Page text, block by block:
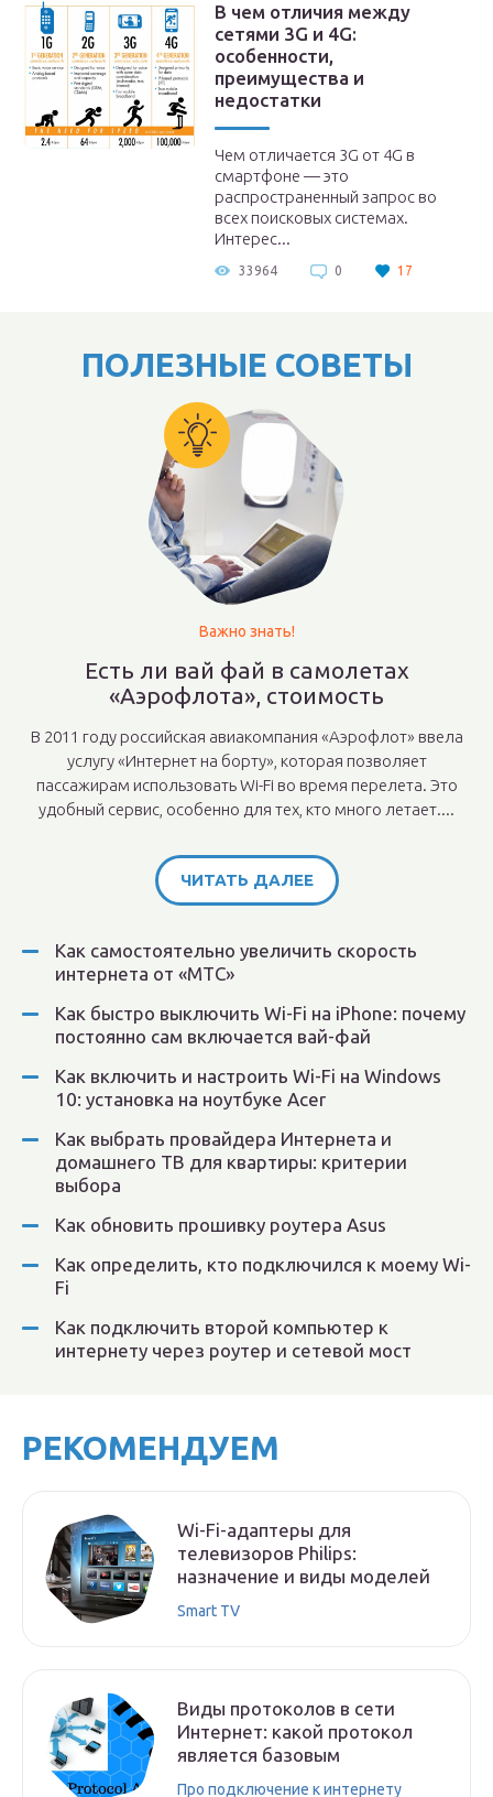
В чем отличия между
сетями 3G и 4G:
особенности,
преимущества и
недостатки
Чем отличается 3G от 4G в
смартфоне — это
распространенный запрос во
всех поисковых системах.
Интерес...
33964 0 17
ПОЛЕЗНЫЕ СОВЕТЫ
Важно знать!
Есть ли вай фай в самолетах
«Аэрофлота», стоимость
В 2011 году российская авиакомпания «Аэрофлот» ввела
услугу «Интернет на борту», которая позволяет
пассажирам использовать Wi-Fi во время перелета. Это
удобный сервис, особенно для тех, кто много летает....
ЧИТАТЬ ДАЛЕЕ
Как самостоятельно увеличить скорость
интернета от «МТС»
Как быстро выключить Wi-Fi на iPhone: почему
постоянно сам включается вай-фай
Как включить и настроить Wi-Fi на Windows
10: установка на ноутбуке Acer
Как выбрать провайдера Интернета и
домашнего ТВ для квартиры: критерии
выбора
Как обновить прошивку роутера Asus
Как определить, кто подключился к моему Wi-
Fi
Как подключить второй компьютер к
интернету через роутер и сетевой мост
РЕКОМЕНДУЕМ
Wi-Fi-адаптеры для
телевизоров Philips:
назначение и виды моделей
Smart TV
Виды протоколов в сети
Интернет: какой протокол
является базовым
Про подключение к интернету